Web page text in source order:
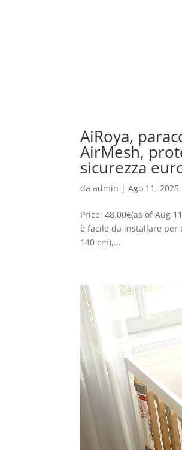
AiRoya,
AirMesh,
sicurezza
daadmin |Ago 11, 2025
Price: 48,00€(as of Aug
è facile da installare per
140 cm),...